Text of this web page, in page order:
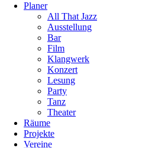
Planer
All That Jazz
Ausstellung
Bar
Film
Klangwerk
Konzert
Lesung
Party
Tanz
Theater
Räume
Projekte
Vereine